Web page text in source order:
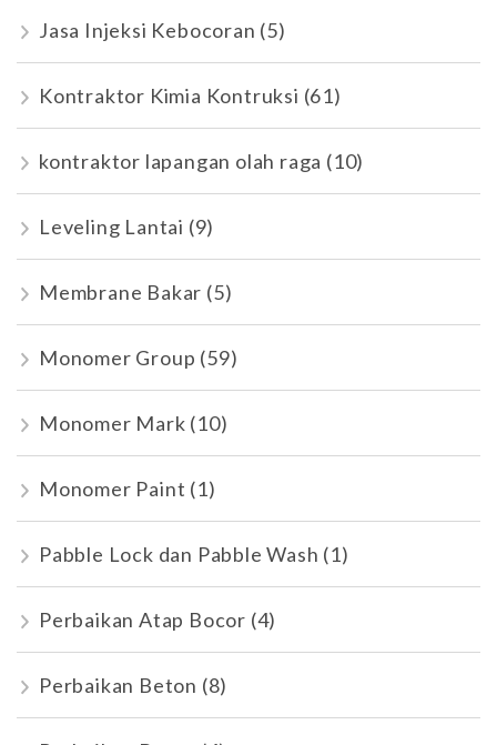
Jasa Injeksi Kebocoran (5)
Kontraktor Kimia Kontruksi (61)
kontraktor lapangan olah raga (10)
Leveling Lantai (9)
Membrane Bakar (5)
Monomer Group (59)
Monomer Mark (10)
Monomer Paint (1)
Pabble Lock dan Pabble Wash (1)
Perbaikan Atap Bocor (4)
Perbaikan Beton (8)